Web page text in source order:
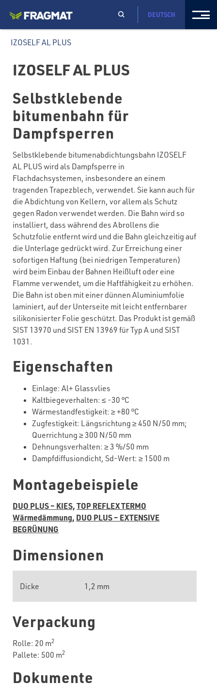
DEUTSCH
IZOSELF AL PLUS
IZOSELF AL PLUS
Selbstklebende
bitumenbahn für
Dampfsperren
Selbstklebende bitumenabdichtungsbahn IZOSELF
AL PLUS wird als Dampfsperre in
Flachdachsystemen, insbesondere an einem
tragenden Trapezblech, verwendet. Sie kann auch für
die Abdichtung von Kellern, vor allem als Schutz
gegen Radon verwendet werden. Die Bahn wird so
installiert, dass während des Abrollens die
Schutzfolie entfernt wird und die Bahn gleichzeitig auf
die Unterlage gedrückt wird. Zur Erreichung einer
sofortigen Haftung (bei niedrigen Temperaturen)
wird beim Einbau der Bahnen Heißluft oder eine
Flamme verwendet, um die Haftfähigkeit zu erhöhen.
Die Bahn ist oben mit einer dünnen Aluminiumfolie
laminiert, auf der Unterseite mit leicht entfernbarer
silikonisierter Folie geschützt. Das Produkt ist gemäß
SIST 13970 und SIST EN 13969 für Typ A und SIST
1031.
Eigenschaften
Einlage: Al+ Glassvlies
Kaltbiegeverhalten:≤ -30 °C
Wärmestandfestigkeit:≥+80 °C
Zugfestigkeit: Längsrichtung≥450 N/50 mm;
Querrichtung≥ 300 N/50 mm
Dehnungsverhalten:≥ 3 %/50 mm
Dampfdiffusiondicht, Sd-Wert:≥ 1500 m
Montagebeispiele
DUO PLUS – KIES, TOP REFLEX TERMO
Wärmedämmung, DUO PLUS – EXTENSIVE
BEGRÜNUNG
Dimensionen
Dicke 1,2 mm
Verpackung
Rolle: 20 m2
Pallete: 500 m2
Dokumente